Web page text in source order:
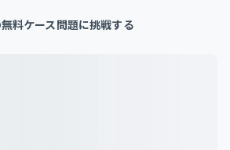
料ケース問題に挑戦する